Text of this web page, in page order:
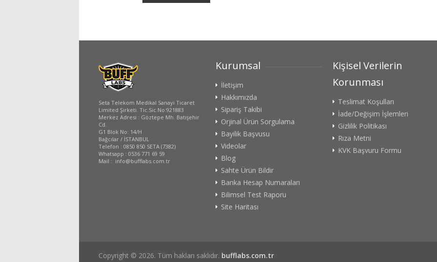
Seta Telekom Medikal Sanayi Ticaret
Limited Şirketi. Tic.Sic.No:921883
Merkez Adresi : Göztepe Mh. Batışehir
Cd.
G1 Blok No: 14/H
Bağcılar / İSTANBUL
Telefon : 0850 850 SETA (7382)
Whatsapp : 0536 771 69 59
Mail : info@bufflabs.com.tr
Kurumsal
İletişim
Hakkımızda
Sipariş Takibi
Orjinal Ürün Sorgulama
Bayilik Başvusu
Videolar
Blog
Sahte Ürün Bildir
Banka Hesap Numaraları
Bilimsel Test Raporu
Site Haritası
Kişisel Verilerin
Korunması
Teslimat Koşulları
İade/Değişim İşlemleri
Gizlilik Politikası
Rıza Metni
KVK Başvuru Formu
Copyright © 2026. Tüm hakları saklıdır. bufflabs.com.tr